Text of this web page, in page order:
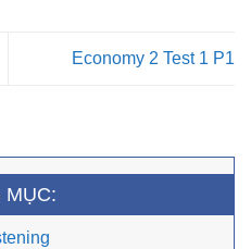
Economy 2 Test 1 P1
MỤC: